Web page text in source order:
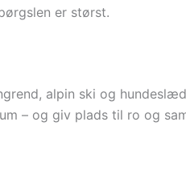
er størst.
alpin ski og
– og giv plads til ro og